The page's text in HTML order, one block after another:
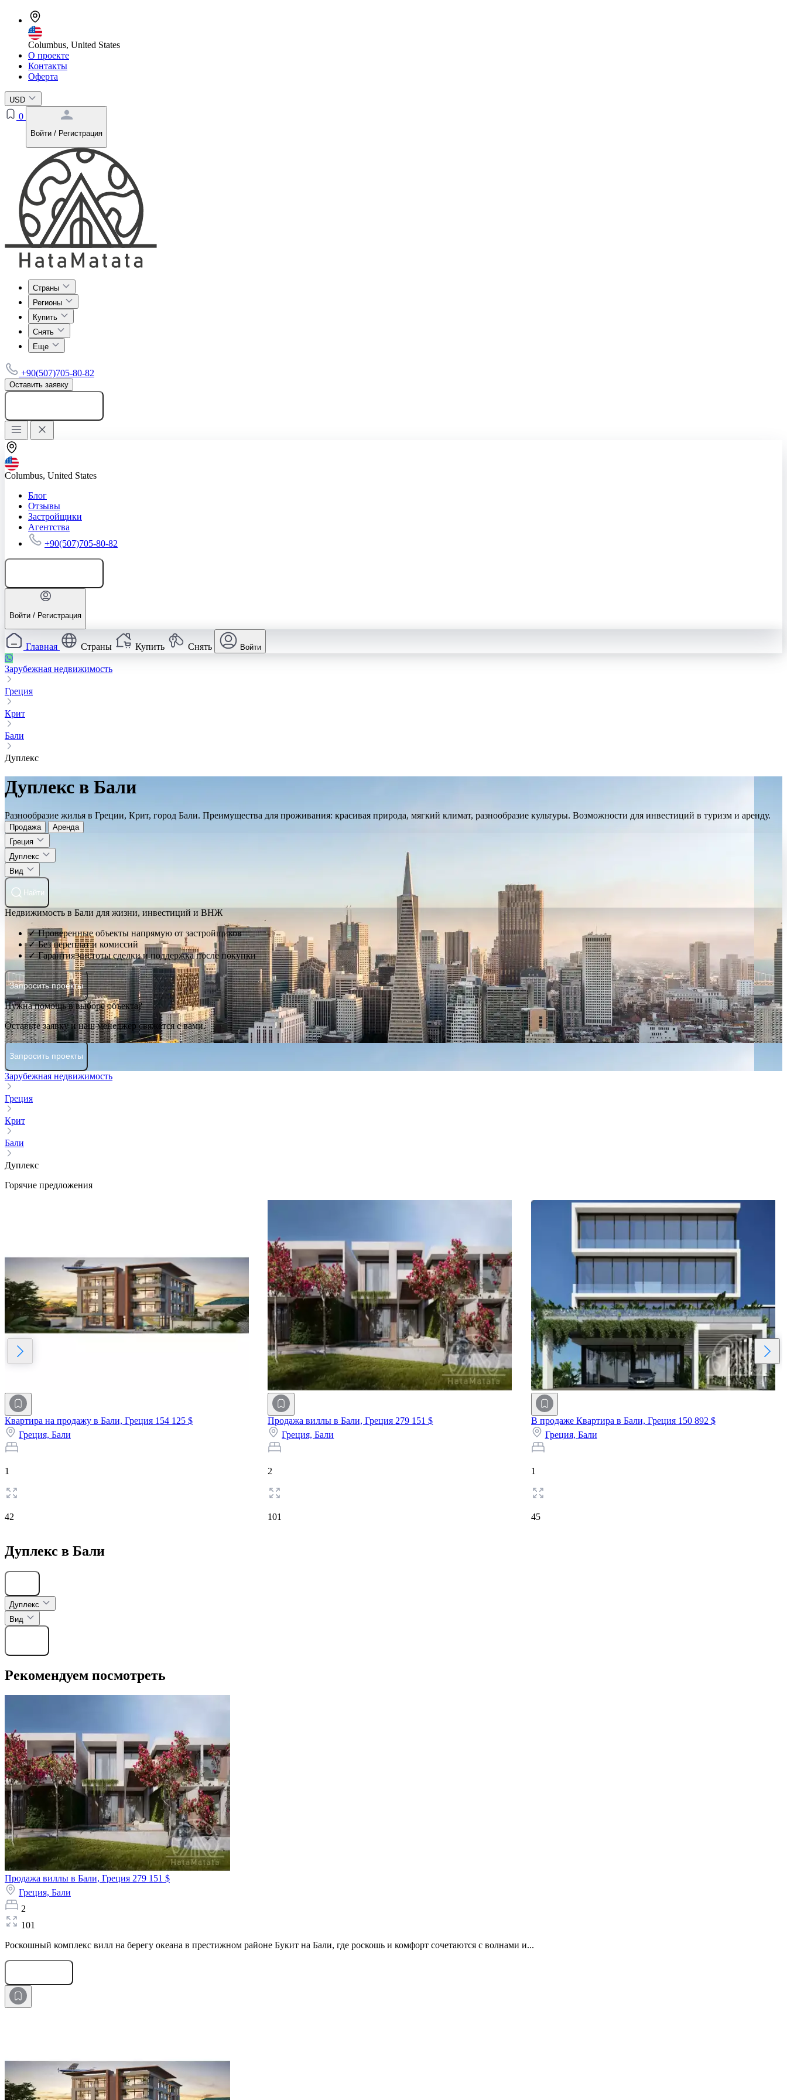
Columbus, United States
О проекте
Контакты
Оферта
USD
0
Войти / Регистрация
Страны
Регионы
Купить
Снять
Еще
+90(507)705-80-82
Оставить заявку
Columbus, United States
Блог
Отзывы
Застройщики
Агентства
+90(507)705-80-82
Войти / Регистрация
Главная Страны Купить Снять Войти
Зарубежная недвижимость
Греция
Крит
Бали
Дуплекс
Дуплекс в Бали
Разнообразие жилья в Греции, Крит, город Бали. Преимущества для проживания: красивая природа, мягкий климат, разнообразие культуры. Возможности для инвестиций в туризм и аренду.
Продажа
Аренда
Греция
Дуплекс
Вид
Найти
Недвижимость в Бали для жизни, инвестиций и ВНЖ
✓ Проверенные объекты напрямую от застройщиков
✓ Без переплат и комиссий
✓ Гарантия чистоты сделки и поддержка после покупки
Запросить проекты
Нужна помощь в выборе объекта?
Оставьте заявку и наш менеджер свяжется с вами.
Запросить проекты
Зарубежная недвижимость
Греция
Крит
Бали
Дуплекс
Горячие предложения
Квартира на продажу в Бали, Греция 154 125 $
Греция, Бали
1
42
Продажа виллы в Бали, Греция 279 151 $
Греция,Бали
2
101
В продаже Квартира в Бали, Греция 150 892 $
Греция, Бали
1
45
Дуплекс в Бали
Дуплекс
Вид
Рекомендуем посмотреть
Продажа виллы в Бали, Греция 279 151 $
Греция, Бали
2
101
Роскошный комплекс вилл на берегу океана в престижном районе Букит на Бали, где роскошь и комфорт сочетаются с волнами и...